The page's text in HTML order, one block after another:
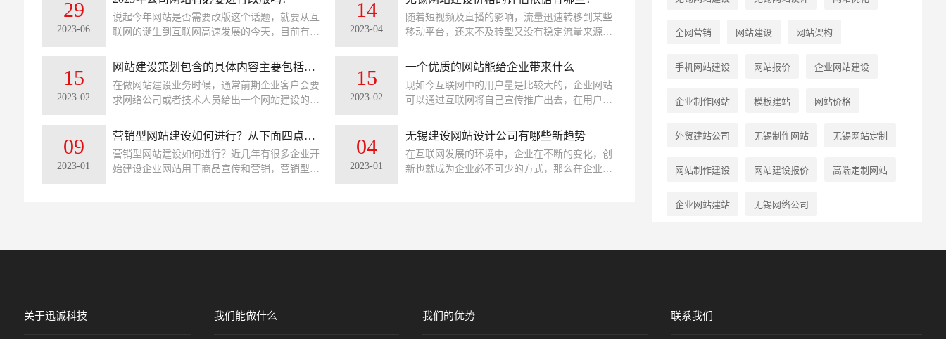
29
2023-06
说起今年网站是否需要改版这个话题，就要从互
联网的诞生到互联网高速发展的今天，目前有成
了这些技术的前提，今天我们来说说公司网站有
没有必要进行改版？
14
2023-04
随着短视频及直播的影响，流量迅速转移到某些
移动平台，还来不及转型又没有稳定流量来源的
的市场虽然急剧萎缩，却也还有一定的市场需
求，网站制作的价格也是良莠不齐。有很多客户
就纳闷了，同样一个网站设计，为什么做网站公
司报出来的价格相差那么大呢？下面就来说说，
15
2023-02
网站建设策划包含的具体内容主要包括哪些内容
在做网站建设业务时候，通常前期企业客户会要
求网络公司或者技术人员给出一个网站建设的方
的人员在建立网站前也应该出一个这样的策划方
案，这样能让自己的思路更清晰一些。
15
2023-02
一个优质的网站能给企业带来什么
现如今互联网中的用户量是比较大的，企业网站
可以通过互联网将自己宣传推广出去，在用户想
的企业，那么你的企业官网就能起到流量承载的
作用。
09
2023-01
营销型网站建设如何进行？从下面四点进行了解！
营销型网站建设如何进行？近几年有很多企业开
始建设企业网站用于商品宣传和营销，营销型网
04
2023-01
无锡建设网站设计公司有哪些新趋势
在互联网发展的环境中，企业在不断的变化，创
新也就成为企业必不可少的方式，那么在企业网
全网营销 网站建设 网站架构
手机网站建设 网站报价 企业网站建设
企业制作网站 模板建站 网站价格
外贸建站公司 无锡制作网站 无锡网站定制
网站制作建设 网站建设报价 高端定制网站
企业网站建站 无锡网络公司
关于迅诚科技 我们能做什么 我们的优势 联系我们